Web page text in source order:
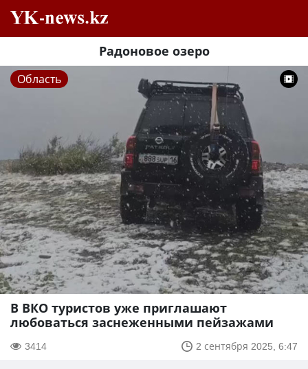
Радоновое озеро
Область
В ВКО туристов уже приглашают
любоваться заснеженными пейзажами
3414 2 сентября 2025, 6:47